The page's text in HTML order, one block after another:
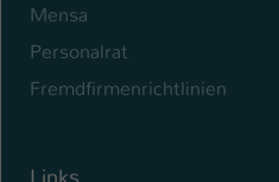
Mensa
Personalrat
Fremdfirmenrichtlinien